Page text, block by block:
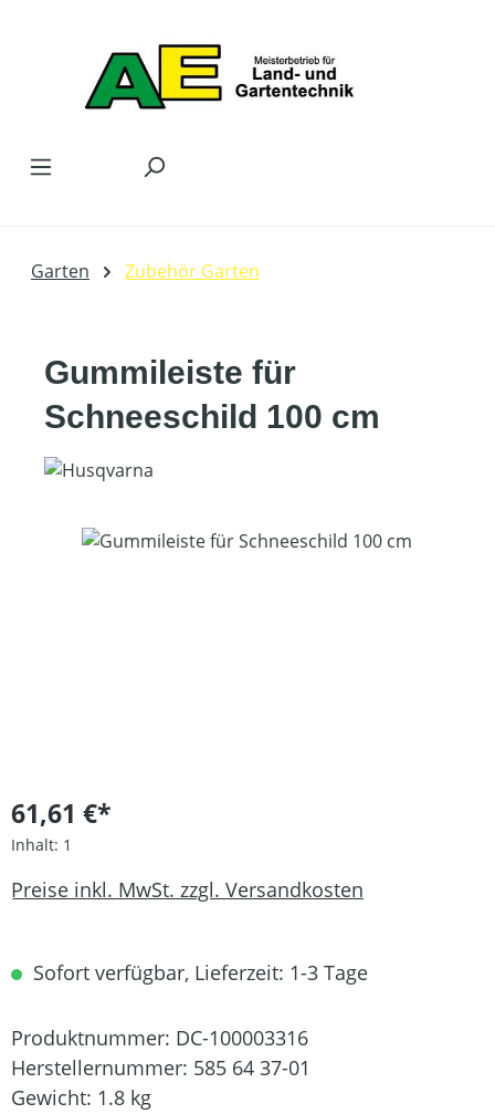
Garten Zubehör Garten
Gummileiste für
Schneeschild 100 cm
Bildergalerie überspringen
61,61 €*
Inhalt: 1
Preise inkl. MwSt. zzgl. Versandkosten
Sofort verfügbar, Lieferzeit: 1-3 Tage
Produktnummer: DC-100003316
Herstellernummer: 585 64 37-01
Gewicht: 1.8 kg